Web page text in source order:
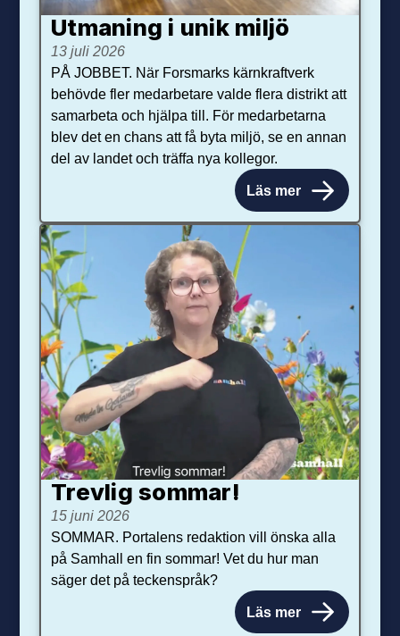
Utmaning i unik miljö
13 juli 2026
PÅ JOBBET. När Forsmarks kärnkraftverk
behövde fler medarbetare valde flera distrikt att
samarbeta och hjälpa till. För medarbetarna
blev det en chans att få byta miljö, se en annan
del av landet och träffa nya kollegor.
Läs mer
Trevlig sommar!
15 juni 2026
SOMMAR. Portalens redaktion vill önska alla
på Samhall en fin sommar! Vet du hur man
säger det på teckenspråk?
Läs mer